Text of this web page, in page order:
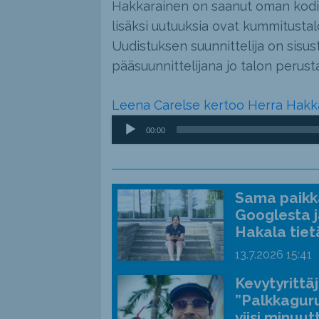
Hakkarainen on saanut oman
lisäksi uutuuksia ovat
Uudistuksen suunnittelija on
pääsuunnittelijana jo talon
Leena Carelse kertoo Herra
Äänitoistin
00:00
Sama
Googlesta
Hakala
13.7.2026 15:41